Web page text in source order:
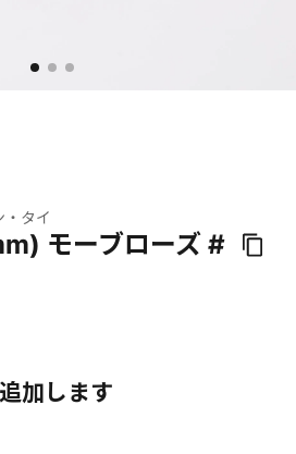
・タイ
モーブローズ #
加します